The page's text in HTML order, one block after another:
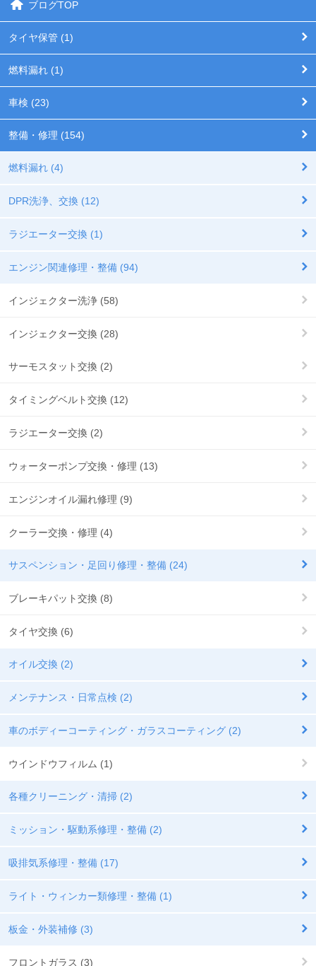
ブログTOP
タイヤ保管 (1)
燃料漏れ (1)
車検 (23)
整備・修理 (154)
燃料漏れ (4)
DPR洗浄、交換 (12)
ラジエーター交換 (1)
エンジン関連修理・整備 (94)
インジェクター洗浄 (58)
インジェクター交換 (28)
サーモスタット交換 (2)
タイミングベルト交換 (12)
ラジエーター交換 (2)
ウォーターポンプ交換・修理 (13)
エンジンオイル漏れ修理 (9)
クーラー交換・修理 (4)
サスペンション・足回り修理・整備 (24)
ブレーキパット交換 (8)
タイヤ交換 (6)
オイル交換 (2)
メンテナンス・日常点検 (2)
車のボディーコーティング・ガラスコーティング (2)
ウインドウフィルム (1)
各種クリーニング・清掃 (2)
ミッション・駆動系修理・整備 (2)
吸排気系修理・整備 (17)
ライト・ウィンカー類修理・整備 (1)
板金・外装補修 (3)
フロントガラス (3)